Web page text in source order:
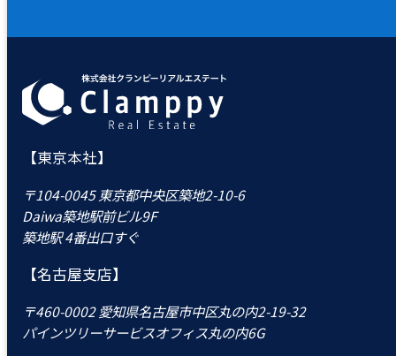
【東京本社】
〒104-0045 東京都中央区築地2-10-6
Daiwa築地駅前ビル9F
築地駅 4番出口すぐ
【名古屋支店】
〒460-0002 愛知県名古屋市中区丸の内2-19-32
パインツリーサービスオフィス丸の内6G